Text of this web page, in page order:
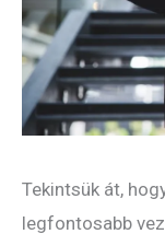
Tekintsük át,
legfontosabb